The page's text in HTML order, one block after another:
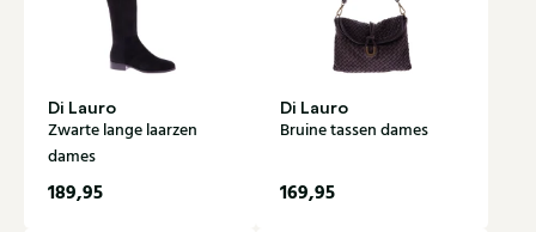
Di Lauro
Zwarte lange laarzen
dames
189,95
Di Lauro
Bruine tassen dames
169,95